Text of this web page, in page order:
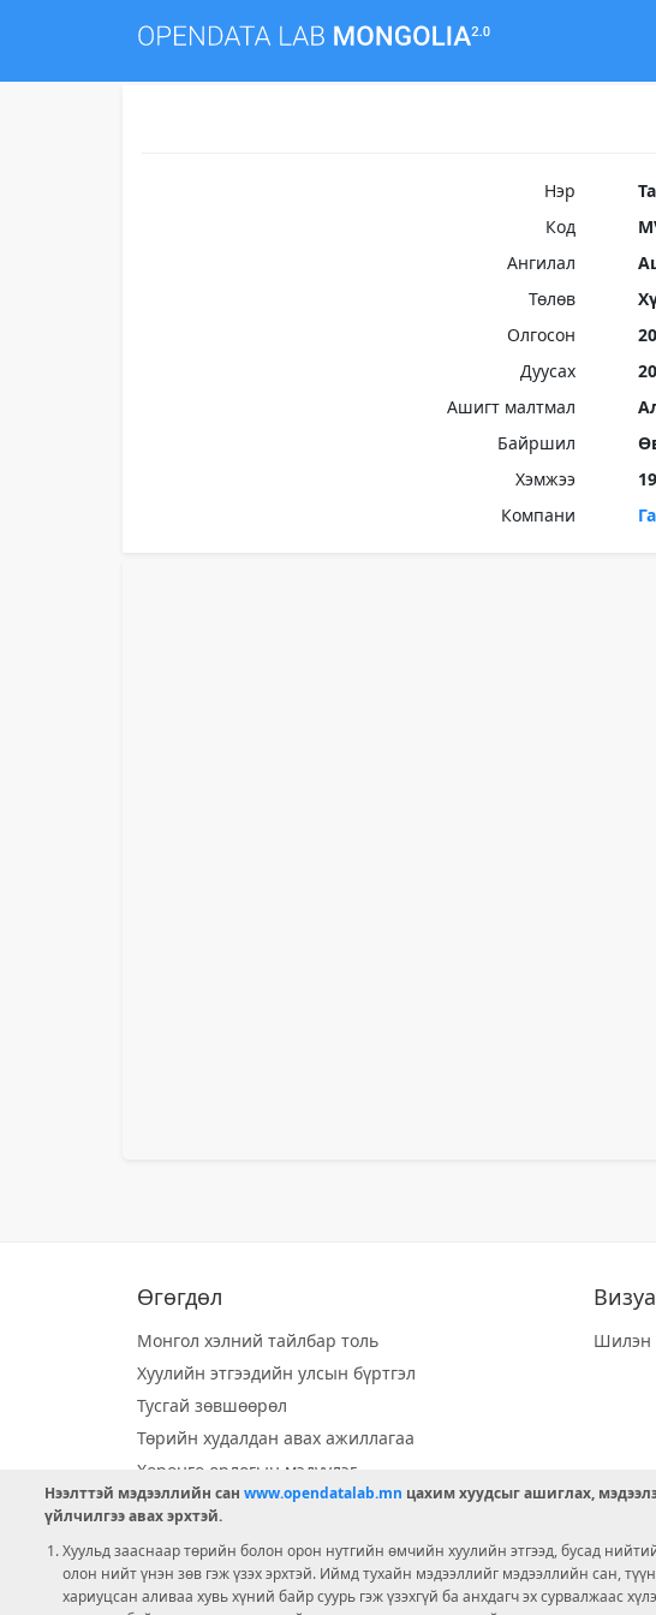
Нэр
Код
Ангилал
Төлөв
Олгосон
Дуусах
Ашигт малтмал
Байршил
Хэмжээ
Компани
Өгөгдөл
Монгол хэлний тайлбар толь
Хуулийн этгээдийн улсын бүртгэл
Тусгай зөвшөөрөл
Төрийн худалдан авах ажиллагаа
Хөрөнгө орлогын мэдүүлэг
Орон нутгийн хөгжлийн сан
Ээлжит сонгууль
Ашигт малтмал тусгай зөвшөөрөл
Шилэн
Нээлттэй мэдээллийн сан www.opendatalab.mn цахим хуудсыг ашиглах,
үйлчилгээ авах эрхтэй.
Хуульд зааснаар төрийн болон орон нутгийн өмчийн хуулийн этгээд, бусад
олон нийт үнэн зөв гэж үзэх эрхтэй. Иймд тухайн мэдээллийг мэдээллийн сан,
хариуцсан аливаа хувь хүний байр суурь гэж үзэхгүй ба анхдагч эх сурвалжаас